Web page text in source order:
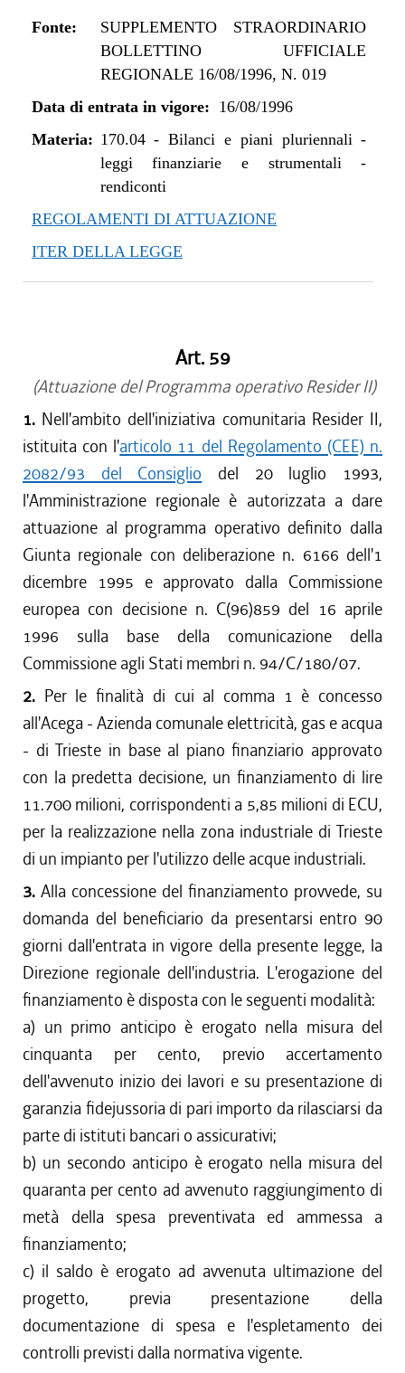
Fonte:
SUPPLEMENTO STRAORDINARIO
BOLLETTINO UFFICIALE
REGIONALE 16/08/1996, N. 019
Data di entrata in vigore: 16/08/1996
Materia: 170.04-Bilanci e piani pluriennali -
leggi finanziarie e strumentali -
rendiconti
REGOLAMENTI DI ATTUAZIONE
ITER DELLA LEGGE
Art. 59
(Attuazione del Programma operativo Resider II)
1. Nell'ambito dell'iniziativa comunitaria Resider II,
istituita con l'articolo 11 del Regolamento (CEE) n.
2082/93 del Consiglio del 20 luglio 1993,
l'Amministrazione regionale è autorizzata a dare
attuazione al programma operativo definito dalla
Giunta regionale con deliberazione n. 6166 dell'1
dicembre 1995 e approvato dalla Commissione
europea con decisione n. C(96)859 del 16 aprile
1996 sulla base della comunicazione della
Commissione agli Stati membri n. 94/C/180/07.
2. Per le finalità di cui al comma 1 è concesso
all'Acega - Azienda comunale elettricità, gas e acqua
- di Trieste in base al piano finanziario approvato
con la predetta decisione, un finanziamento di lire
11.700 milioni, corrispondenti a 5,85 milioni di ECU,
per la realizzazione nella zona industriale di Trieste
di un impianto per l'utilizzo delle acque industriali.
3. Alla concessione del finanziamento provvede, su
domanda del beneficiario da presentarsi entro 90
giorni dall'entrata in vigore della presente legge, la
Direzione regionale dell'industria. L'erogazione del
finanziamento è disposta con le seguenti modalità:
a) un primo anticipo è erogato nella misura del
cinquanta per cento, previo accertamento
dell'avvenuto inizio dei lavori e su presentazione di
garanzia fidejussoria di pari importo da rilasciarsi da
parte di istituti bancari o assicurativi;
b) un secondo anticipo è erogato nella misura del
quaranta per cento ad avvenuto raggiungimento di
metà della spesa preventivata ed ammessa a
finanziamento;
c) il saldo è erogato ad avvenuta ultimazione del
progetto, previa presentazione della
documentazione di spesa e l'espletamento dei
controlli previsti dalla normativa vigente.